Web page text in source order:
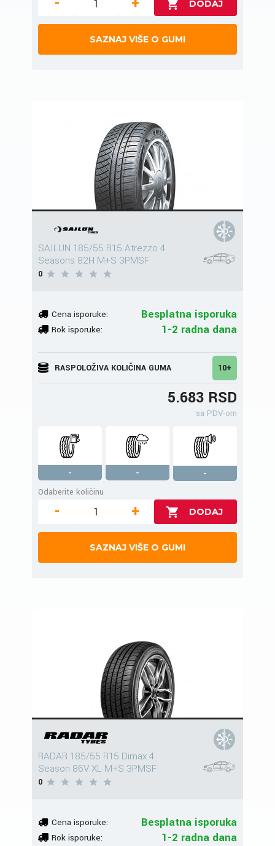
SAZNAJ VIŠE O GUMI
SAILUN 185/55 R15 Atrezzo 4
Seasons 82H M+S 3PMSF
0
Cena isporuke: Besplatna isporuka
Rok isporuke: 1-2 radna dana
RASPOLOŽIVA KOLIČINA GUMA 10+
5.683 RSD
sa PDV-om
- -
-
Odaberite količinu
- +
SAZNAJ VIŠE O GUMI
RADAR 185/55 R15 Dimax 4
Season 86V XL M+S 3PMSF
0
Cena isporuke: Besplatna isporuka
Rok isporuke: 1-2 radna dana